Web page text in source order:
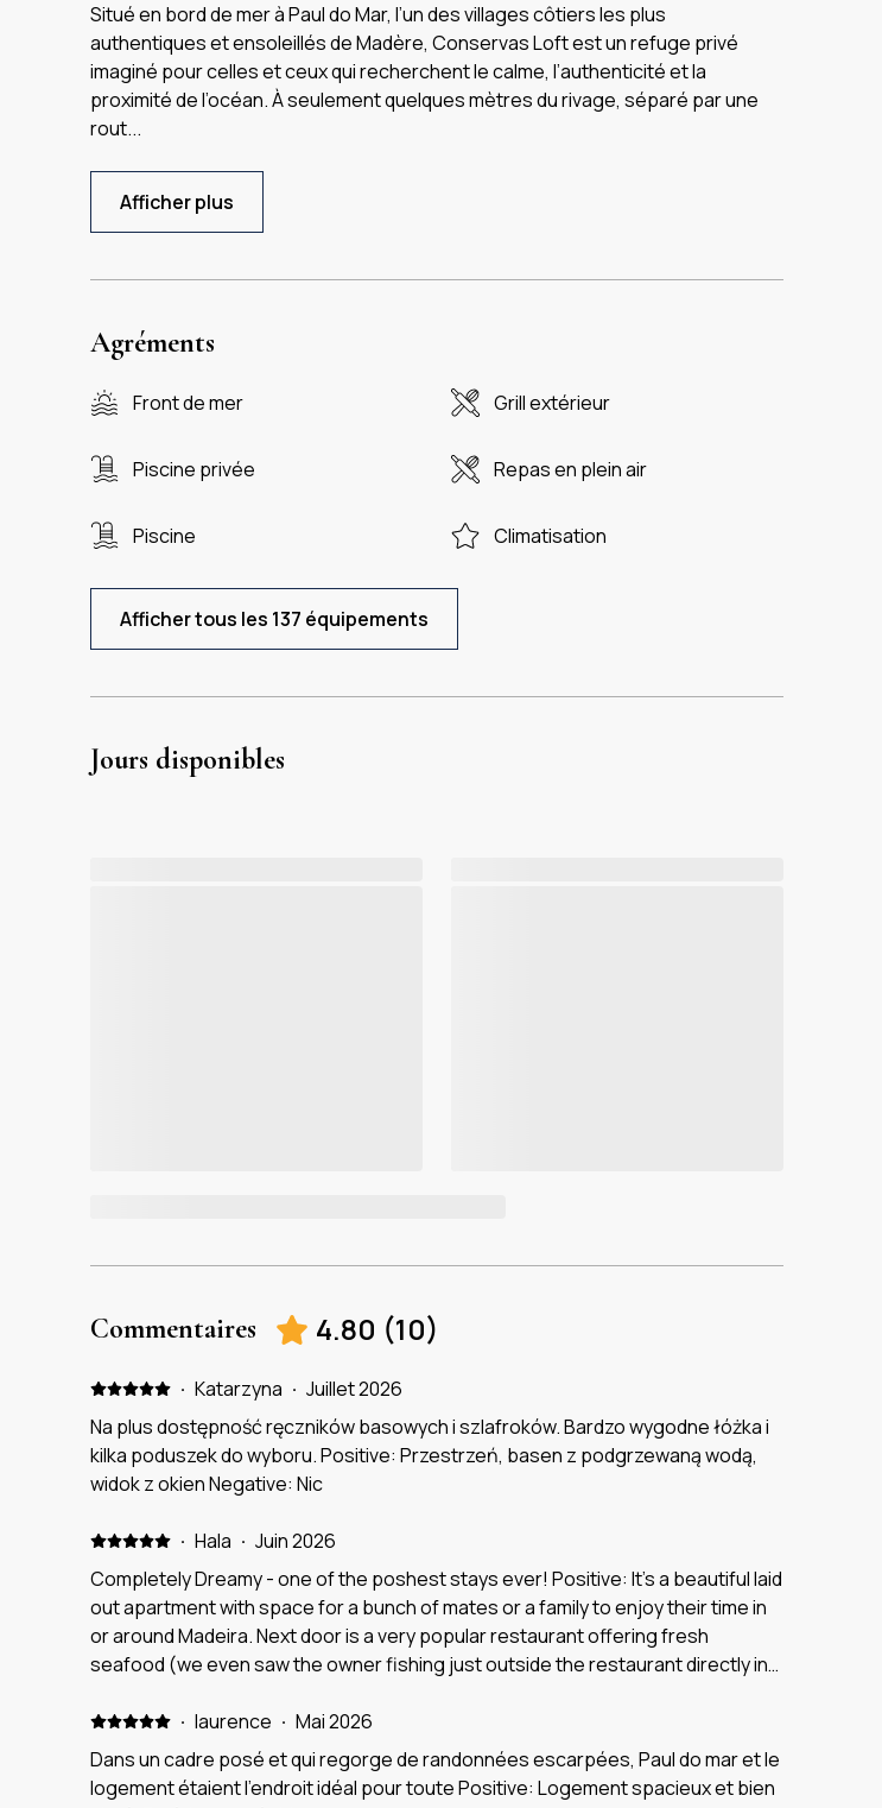
Situé en bord de mer à Paul do Mar, l’un des villages côtiers les plus
authentiques et ensoleillés de Madère, Conservas Loft est un refuge privé
imaginé pour celles et ceux qui recherchent le calme, l’authenticité et la
proximité de l’océan. À seulement quelques mètres du rivage, séparé par une
rout...
Afficher plus
Agréments
Front de mer Grill extérieur
Piscine privée Repas en plein air
Piscine Climatisation
Afficher tous les 137 équipements
Jours disponibles
Commentaires 4.80 (10)
· Katarzyna · Juillet 2026
Na plus dostępność ręczników basowych i szlafroków. Bardzo wygodne łóżka i
kilka poduszek do wyboru. Positive: Przestrzeń, basen z podgrzewaną wodą,
widok z okien Negative: Nic
· Hala · Juin 2026
Completely Dreamy - one of the poshest stays ever! Positive: It’s a beautiful laid
out apartment with space for a bunch of mates or a family to enjoy their time in
or around Madeira. Next door is a very popular restaurant offering fresh
seafood (we even saw the owner fishing just outside the restaurant directly in
you need and really nice toiletries (rituals!) We had this beautiful pool to
ourselves which was heated only from the sun and was so warm day and night!
We watched the sunset a number of times from the pool, looking out over the
· laurence · Mai 2026
Dans un cadre posé et qui regorge de randonnées escarpées, Paul do mar et le
logement étaient l’endroit idéal pour toute Positive: Logement spacieux et bien